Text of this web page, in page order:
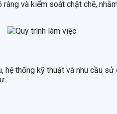
và kiểm soát chặt chẽ,
thống kỹ thuật và nhu cầu